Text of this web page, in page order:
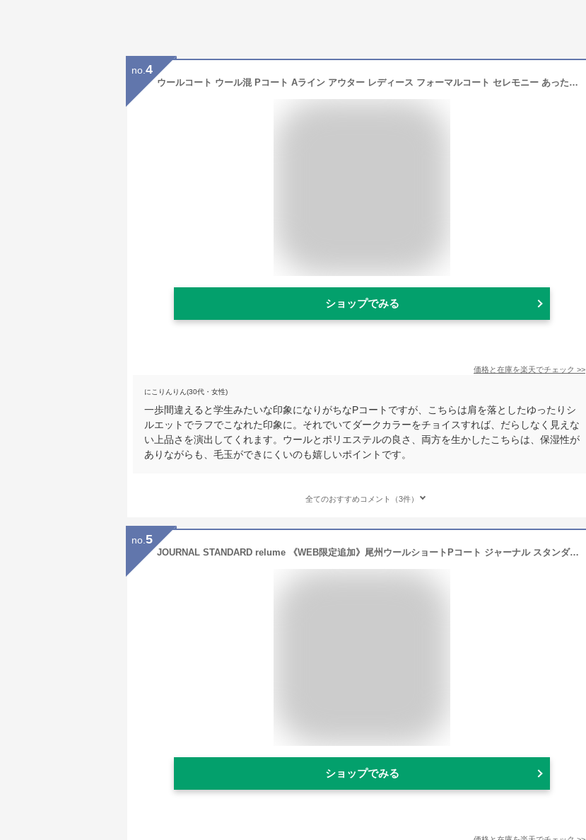
no. 4
ウールコート ウール混 Pコート Aライン アウター レディース フォーマルコート セレモニー あったか 軽い ロング 30代 40代 50代 上品 オケージョン ピーコート ママ 母親 卒業式 高級感 ゆったり 大きい 可愛い きれいめ カジュアル 通勤 オフィス 体型カバー 人気
ショップでみる
価格と在庫を楽天でチェック >>
にこりんりん(30代・女性)
一歩間違えると学生みたいな印象になりがちなPコートですが、こちらは肩を落としたゆったりシ
ルエットでラフでこなれた印象に。それでいてダークカラーをチョイスすれば、だらしなく見えな
い上品さを演出してくれます。ウールとポリエステルの良さ、両方を生かしたこちらは、保湿性が
ありながらも、毛玉ができにくいのも嬉しいポイントです。
全てのおすすめコメント（3件）
no. 5
JOURNAL STANDARD relume 《WEB限定追加》尾州ウールショートPコート ジャーナル スタンダード レリューム ジャケット・アウター ピーコート グレー ブラック【送料無料】
ショップでみる